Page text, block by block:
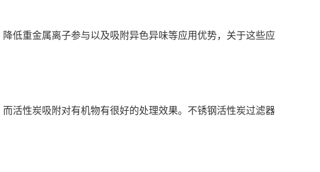
低重金属离子参与以及吸附异色异味等应用优势，关于这些应
活性炭吸附对有机物有很好的处理效果。不锈钢活性炭过滤器